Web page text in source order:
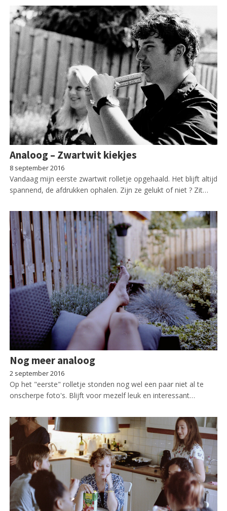
Analoog – Zwartwit kiekjes
8 september 2016
Vandaag mijn eerste zwartwit rolletje opgehaald. Het blijft altijd
spannend, de afdrukken ophalen. Zijn ze gelukt of niet ? Zit…
Nog meer analoog
2 september 2016
Op het "eerste" rolletje stonden nog wel een paar niet al te
onscherpe foto's. Blijft voor mezelf leuk en interessant…